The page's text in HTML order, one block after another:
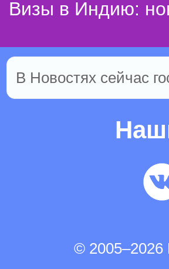
Визы в Индию:
В Новостях сейчас
©